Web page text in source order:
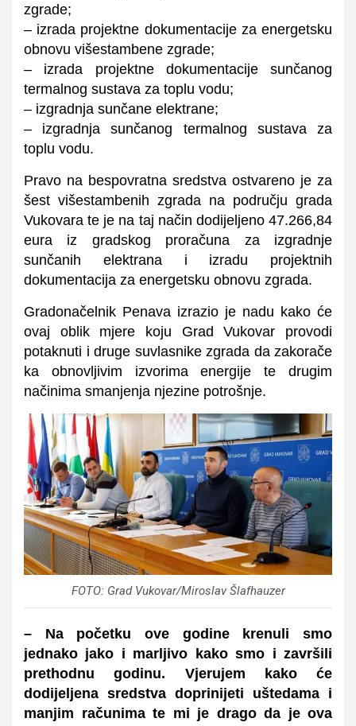
zgrade;
– izrada projektne dokumentacije za energetsku
obnovu višestambene zgrade;
– izrada projektne dokumentacije sunčanog
termalnog sustava za toplu vodu;
– izgradnja sunčane elektrane;
– izgradnja sunčanog termalnog sustava za
toplu vodu.
Pravo na bespovratna sredstva ostvareno je za
šest višestambenih zgrada na području grada
Vukovara te je na taj način dodijeljeno 47.266,84
eura iz gradskog proračuna za izgradnje
sunčanih elektrana i izradu projektnih
dokumentacija za energetsku obnovu zgrada.
Gradonačelnik Penava izrazio je nadu kako će
ovaj oblik mjere koju Grad Vukovar provodi
potaknuti i druge suvlasnike zgrada da zakorače
ka obnovljivim izvorima energije te drugim
načinima smanjenja njezine potrošnje.
FOTO: Grad Vukovar/Miroslav Šlafhauzer
– Na početku ove godine krenuli smo
jednako jako i marljivo kako smo i završili
prethodnu godinu. Vjerujem kako će
dodijeljena sredstva doprinijeti uštedama i
manjim računima te mi je drago da je ova